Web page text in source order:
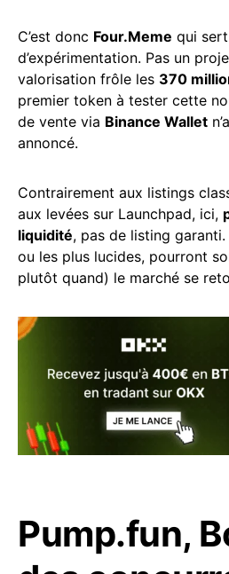
C’est donc Four.Meme qui
d’expérimentation. Pas un
valorisation frôle les 370
premier token à tester cette
de vente via Binance Wallet
annoncé.
Contrairement aux listings
aux levées sur Launchpad, ici,
liquidité, pas de listing
ou les plus lucides, pourront
plutôt quand) le marché se
Pump.fun,